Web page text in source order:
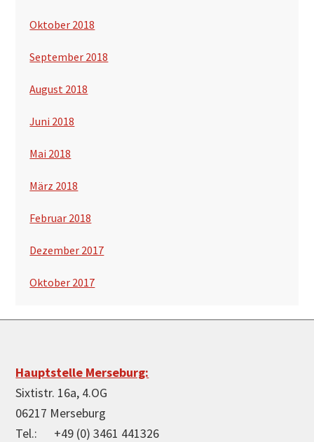
Oktober 2018
September 2018
August 2018
Juni 2018
Mai 2018
März 2018
Februar 2018
Dezember 2017
Oktober 2017
Footer
Hauptstelle Merseburg:
Sixtistr. 16a, 4.OG
06217 Merseburg
Tel.: +49 (0) 3461 441326